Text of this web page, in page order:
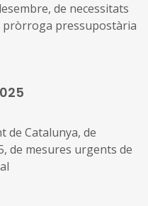
de necessitats
pròrroga pressupostària
de Catalunya, de
de mesures urgents de